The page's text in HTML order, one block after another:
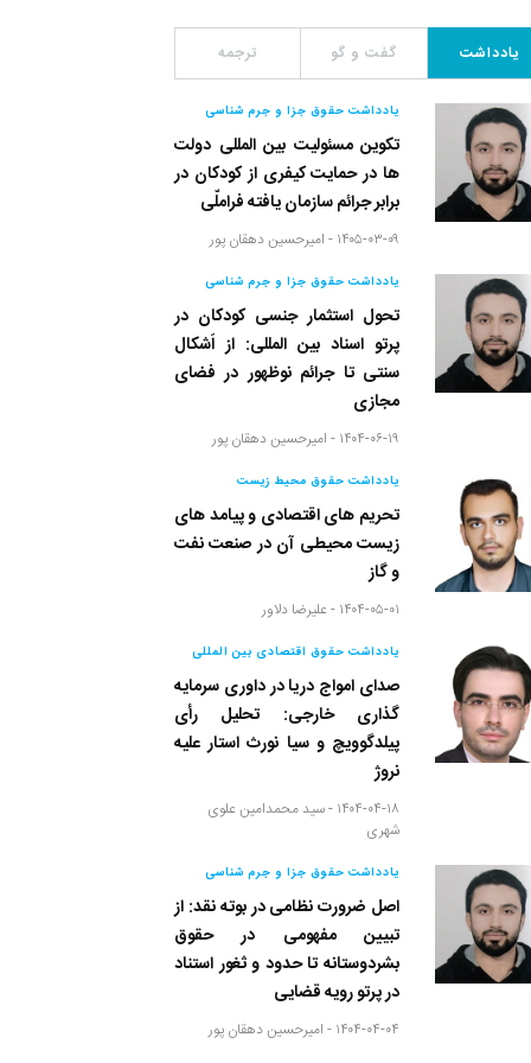
یادداشت گفت و گو ترجمه
یادداشت حقوق جزا و جرم شناسی
تکوین مسئولیت بین المللی دولت
ها در حمایت کیفری از کودکان در
برابر جرائم سازمان یافته فراملّی
۱۴۰۵-۰۳-۰۹ - امیرحسین دهقان پور
یادداشت حقوق جزا و جرم شناسی
تحول استثمار جنسی کودکان در
پرتو اسناد بین المللی: از اَشکال
سنتی تا جرائم نوظهور در فضای
مجازی
۱۴۰۴-۰۶-۱۹ - امیرحسین دهقان پور
یادداشت حقوق محیط زیست
تحریم های اقتصادی و پیامد های
زیست محیطی آن در صنعت نفت
و گاز
۱۴۰۴-۰۵-۰۱ - علیرضا دلاور
یادداشت حقوق اقتصادی بین المللی
صدای امواج دریا در داوری سرمایه
گذاری خارجی: تحلیل رأی
پیلدگوویچ و سیا نورث استار علیه
نروژ
۱۴۰۴-۰۴-۱۸ - سید محمدامین علوی
شهری
یادداشت حقوق جزا و جرم شناسی
اصل ضرورت نظامی در بوته نقد: از
تبیین مفهومی در حقوق
بشردوستانه تا حدود و ثغور استناد
در پرتو رویه قضایی
۱۴۰۴-۰۴-۰۴ - امیرحسین دهقان پور